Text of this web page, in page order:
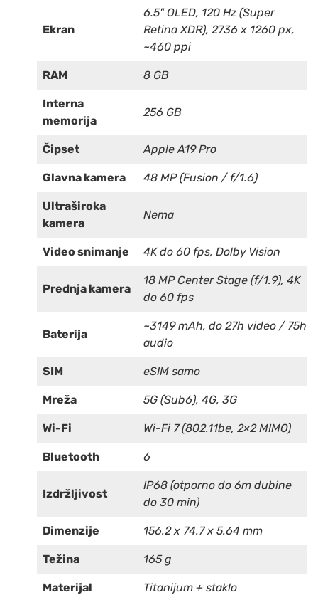
Ekran
6.5" OLED, 120 Hz (Super
Retina XDR), 2736 x 1260 px,
~460 ppi
RAM 8 GB
Interna
memorija
256 GB
Čipset Apple A19 Pro
Glavna kamera 48 MP (Fusion / f/1.6)
Ultraširoka
kamera
Nema
Video snimanje 4K do 60 fps, Dolby Vision
Prednja kamera
18 MP Center Stage (f/1.9), 4K
do 60 fps
Baterija
~3149 mAh, do 27h video / 75h
audio
SIM eSIM samo
Mreža 5G (Sub6), 4G, 3G
Wi-Fi Wi-Fi 7 (802.11be, 2×2 MIMO)
Bluetooth 6
Izdržljivost
IP68 (otporno do 6m dubine
do 30 min)
Dimenzije 156.2 x 74.7 x 5.64 mm
Težina 165 g
Materijal Titanijum + staklo